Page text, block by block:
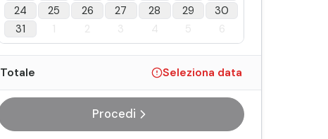
24
25 26 27 28 29
30
31
1 2 3 4 5 6
Totale Seleziona data
Procedi